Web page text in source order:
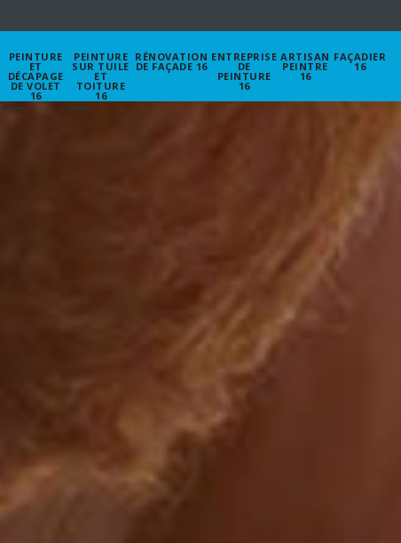
PEINTURE
ET
DÉCAPAGE
DE VOLET
16
PEINTURE
SUR TUILE
ET
TOITURE
16
RÉNOVATION
DE FAÇADE 16
ENTREPRISE
DE
PEINTURE
16
ARTISAN
PEINTRE
16
FAÇADIER
16